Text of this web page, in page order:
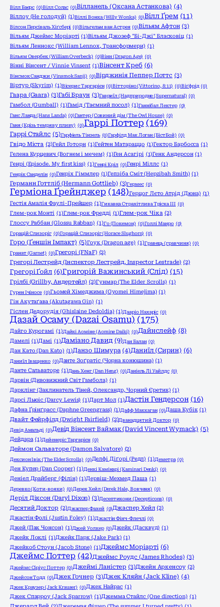
Вілл Баєрс (0)Вілл Солас (0)Вілланель (Оксана Астанкова) (4)
Віллоу (Не голодуй) (1)Віллі Вонка (Willy Wonka) (0)Вілл Ґрем (11)
Вілсон Персіваль Хіґсбері (0)Вільгельм ван Астрея (0)Вільям Афтон (3)
Вільям Джеймс Моріарті (1)Вільям Джозеф "Бі-Джі" Бласковіц (1)
Вільям Леннокс (William Lennox, Трансформери) (1)
Вільям Овербек (William Overbeck) (0)Вінн (Dragon Age) (0)
Вінні Вінсент / Vinnie Vinsent (1)Вінсент Креб (6)
Вінсмок Санджи (Vinsmok Sanji) (0)Вірджинія Пеппер Поттс (3)
Віртур (Skyrim) (1)Вісерис Таргарієн (0)Вітторіно (Vittorino, 8:11) (0)Віґфрід (0)
Гаара (Gaara) (3)Габі Браун (3)Гавриїл (Надприродне (Supernatural) (0)
Гамбол (Gumball) (1)Гамід (Таємний посол) (1)Ганнібал Лектер (0)
Ганс Ланда (Hans Landa) (0)Гантер (Совиний дім (The Owl House) (0)
Ганя (Крізь темряву пливу) (0)Гаррі Поттер (169)
Гаррі Стайлс (5)Гарфіель Тінзель (0)Гарфілд Мак Логан (БістБой) (0)
Гвідо Міста (2)Гейл Готорн (1)Гейтен Матараццо (1)Гектор Барбосса (1)
Гелена Курцевич (Вогнем і мечем) (1)Ген Асагірі (1)Генк Андерсон (1)
Генрі (Episode. My first kiss) (1)Генрі Кріл (0)Генрі Міллс (1)
Генрік Санделін (0)Генріх Гіммлер (1)Гепзіба Сміт (Hepzibah Smith) (1)
Германн Готтліб (Hermann Gottlieb) (3)Гермес (0)
Герміона Ґрейнджер (148)Герцог Лєто Атрід (Дюна) (1)
Гестія Амалія Фаулі-Прейшер (1)Гикавка Страхітлива Тріска ІІІ (0)
Глем-рок Монті (1)Глем-рок Фредді (1)Глем-рок Чіка (2)
Глоссу Раббан (Glossu Rabban) (1)Го (Покемон) (0)Голлі Манро (0)
Горацій Слизоріг (0)Горацій Слизоріг (Horace Slughorn) (0)
Горо (Ґеншін Імпакт) (5)Гоук (Dragon age) (1)Гравець (гравчиня) (0)
Гранат (Garnet) (0)Грегорі (FNaF) (2)
Грегорі Лестрейд (Інспектор Лестрейд, Inspector Lestrade) (2)
Грегорі Ґойл (6)Григорій Важинський (Слід) (15)
Грілбі (Grillby, Андертейл) (2)Гунмар (The Elder Scrolls) (1)
Гурен Ічіносе (0)Гьомей Хімеджима (Gyomei Himejima) (1)
Гін Акутаґава (Akutagawa Gin) (1)
Гіслен Дедорудія (Ghislaine Dedoldia) (1)Дааріо Нахаріс (0)
Дазай Осаму (Dazai Osamu) (175)
Дайго Курогамі (1)Дайкі Аоміне (Aomine Daiki) (0)Дайнслейф (8)
Дамелі (1)Дамі (1)Даміано Давид (9)Дан Балан (0)
Дан Като (Dan Katо) (1)Данзо Шимура (4)Даниїл (Сирин) (6)
Даниїл Іващенко (0)Данте Зоґратіс (Чорна конюшина) (1)
Данте Сальваторе (1)Дань Хенг (Dan Heng) (0)Даніель Лі Уайлдс (0)
Дарвін (Дивовижний Світ Гамбола) (1)
Дарклінг (Заклинатель Тіней, Олександр, Чорний Єретик) (1)
Дарсі Льюіс (Darcy Lewis) (1)Дарт Мол (1)Дастін Гендерсон (16)
Дафна Ґрінґрасс (Daphne Greengrass) (1)Дафф Маккаган (0)Даша Кубік (1)
Двайт Фейрфілд (Dwight Fairfield) (2)Дванадцятий Доктор (0)
Девід Амальді (0)Девід Вінсент Ваймак (David Vincent Wymack) (5)
Дейдара (1)Дейенеріс Таргарієн (0)
Деймон Сальваторе (Damon Salvatore) (2)
Дексион Івік (The Elder Scrolls) (0)Делфі Діґорі (Редл) (1)Деметра (0)
Ден Купер (Dan Cooper) (1)Денкі Камінарі (Kaminari Denki) (0)
Деніел Драйберг (Філін) (1)Дервіш-Мехмед Паша (1)
Деревко (Коти-вояки) (0)Дерек Хейл (Derek Hale, Вовченя) (0)
Деріл Діксон (Daryl Dixon) (3)Десептикони (Decepticons) (0)
Десятий Доктор (2)Джаспер Фахей (0)Джаспер Хейл (2)
Джастін Фолі (Justin Foley) (1)Джастін Фінч-Флечлі (0)
Джей (Пак Чонсон) (1)Джей Уолкер (0)Джейк (Дасквуд) (1)
Джейк Локлі (1)Джейк Парк (Jake Park) (1)
Джейкоб Стоун (Jacob Stone) (1)Джеймс Моріарті (6)
Джеймс Поттер (42)Джеймс Роудс (James Rhodes) (3)
Джеймс Сіріус Поттер (0)Джеймі Ланістер (3)Джейн Аркенсоу (2)
Джейсон Тодд (0)Джек Гочнер (3)Джек Кляйн (Jack Kline) (4)
Джек Краузер (Jack Krauser) (0)Джек Найрас (1)
Джек Спарроу (Jack Sparrow) (1)Джемма Стайлс (One direction) (1)